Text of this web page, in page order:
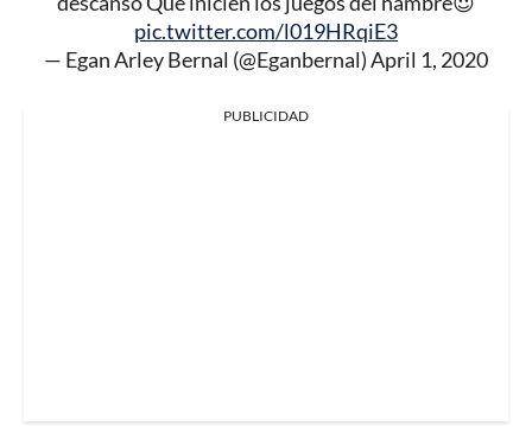
pic.twitter.com/l019HRqiE3
— Egan Arley Bernal (@Eganbernal)April 1, 2020
PUBLICIDAD